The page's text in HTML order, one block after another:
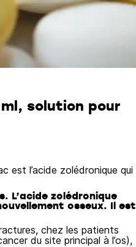
ml, solution pour
est l’acide zolédronique qui
L’acide zolédronique
osseux. Il est
chez les patients
du site principal à l’os),